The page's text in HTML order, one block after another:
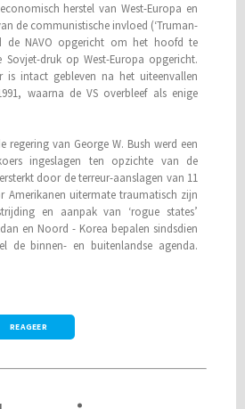
herstel van West-Europa en
de communistische invloed (‘Truman-
de NAVO opgericht om het hoofd te
Sovjet-druk op West-Europa opgericht.
is intact gebleven na het uiteenvallen
waarna de VS overbleef als enige
regering van George W. Bush werd een
ingeslagen ten opzichte van de
door de terreur-aanslagen van 11
Amerikanen uitermate traumatisch zijn
en aanpak van ‘rogue states’
en Noord - Korea bepalen sindsdien
de binnen- en buitenlandse agenda.
REAGEER